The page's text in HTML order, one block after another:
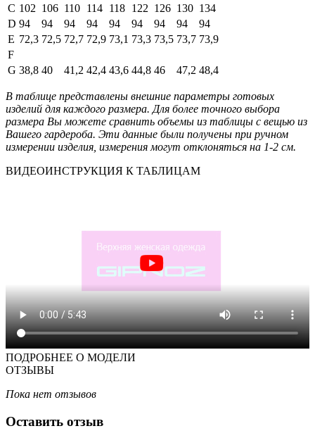
C 102 106 110 114 118 122 126 130 134
D 94 94 94 94 94 94 94 94
94
E 72,3 72,5 72,7 72,9 73,1 73,3 73,5 73,7 73,9
F
G 38,8 40 41,2 42,4 43,6 44,8 46 47,2 48,4
В таблице представлены внешние параметры готовых
изделий для каждого размера. Для более точного выбора
размера Вы можете сравнить объемы из таблицы с вещью из
Вашего гардероба. Эти данные были получены при ручном
измерении изделия, измерения могут отклоняться на 1-2 см.
ВИДЕОИНСТРУКЦИЯ К ТАБЛИЦАМ
ПОДРОБНЕЕ О МОДЕЛИ
ОТЗЫВЫ
Пока нет отзывов
Оставить отзыв